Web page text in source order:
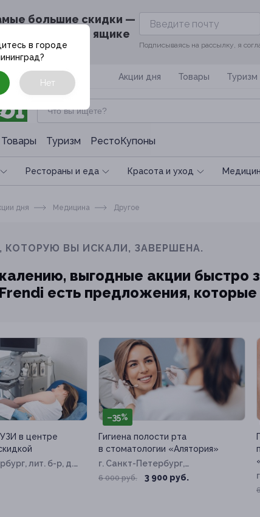
большие скидки —
твоём почтовом ящике
Подписываясь на рассылку, я
Акции дня Товары Туризм
Товары Туризм РестоКупоны
Рестораны и еда Красота и уход
в городе
?
Нет
дня Медицина Другое
КОТОРУЮ ВЫ ИСКАЛИ, ЗАВЕРШЕНА.
выгодные акции быстро
есть предложения, которые
в центре
лит. б-р, д.
–35%
Гигиена полости рта
в стоматологии «Алятория»
г. Санкт-Петербург,
Просвещения пр-т, д. 54
6 000 руб. 3 900 руб.